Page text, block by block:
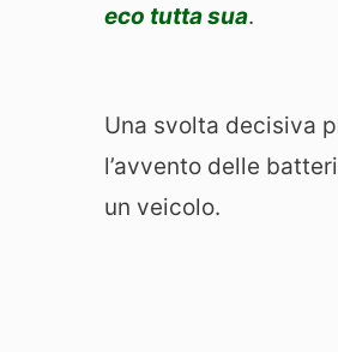
eco tutta sua.
Una svolta decisiva
l’avvento delle
un veicolo.